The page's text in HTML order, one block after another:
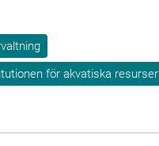
för akvatiska resurser